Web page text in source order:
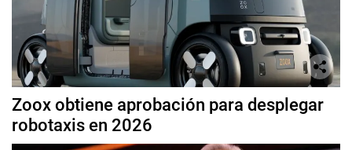
Zoox obtiene aprobación para desplegar
robotaxis en 2026